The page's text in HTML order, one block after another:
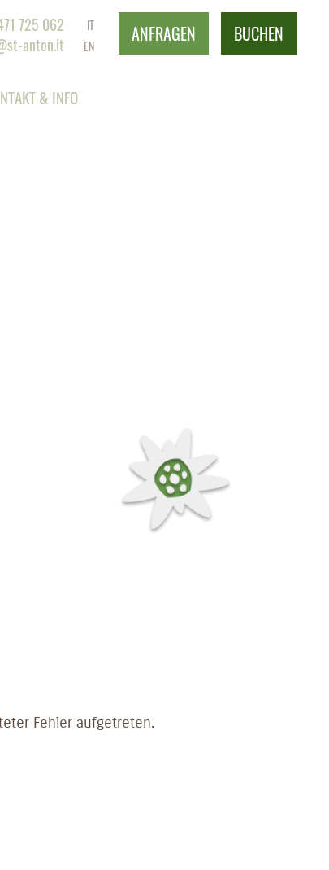
& INFO
ANFRAGEN BUCHEN
725 062
anton.it
IT
EN
Fehler aufgetreten.